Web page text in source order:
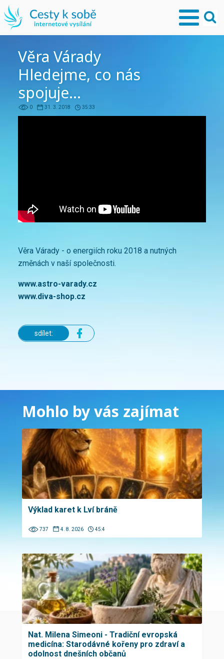
Věra Várady
Hledejme, co nás
spojuje...
0 31. 3. 2018 35:33
Věra Várady - o energiích roku 2018 a nutných
změnách v naší společnosti.
www.astro-varady.cz
www.diva-shop.cz
sdílet:
Mohlo by vás zajímat
Výklad karet k Lví bráně
737 4. 8. 2026 45:4
Nat. Milena Simeoni - Tradiční evropská
medicína: Starodávné kořeny pro zdraví a
odolnost dnešních občanů